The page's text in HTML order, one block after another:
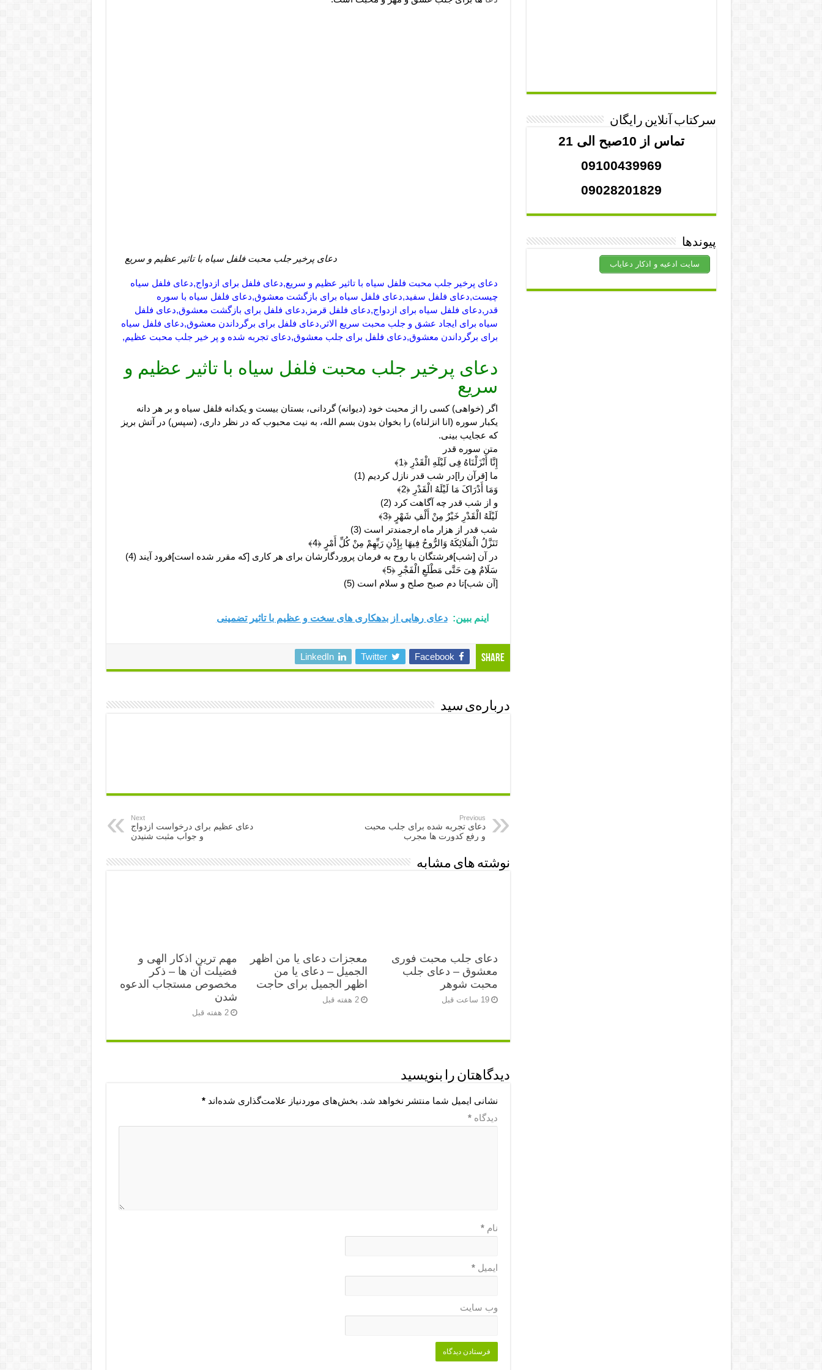
دعای پرخیر جلب محبت فلفل سیاه با تاثیر عظیم و سریع
دعای پرخیر جلب محبت فلفل سیاه با تاثیر عظیم و سریع,دعای فلفل برای ازدواج,دعای فلفل سیاه
چیست,دعای فلفل سفید,دعای فلفل سیاه برای بازگشت معشوق,دعای فلفل سیاه با سوره
قدر,دعای فلفل سیاه برای ازدواج,دعای فلفل قرمز,دعای فلفل برای بازگشت معشوق,دعای فلفل
سیاه برای ایجاد عشق و جلب محبت سریع الاثر,دعای فلفل برای برگرداندن معشوق,دعای فلفل سیاه
برای برگرداندن معشوق,دعای فلفل برای جلب معشوق,دعای تجربه شده و پر خیر جلب محبت عظیم,
دعای پرخیر جلب محبت فلفل سیاه با تاثیر عظیم و
سریع
اگر (خواهی) کسی را از محبت خود (دیوانه) گردانی، بستان بیست و یکدانه فلفل سیاه و بر هر دانه
یکبار سوره (انا انزلناه) را بخوان بدون بسم الله، به نیت محبوب که در نظر داری، (سپس) در آتش بریز
که عجایب بینی.
متن سوره قدر
إِنَّا أَنْزَلْنَاهُ فِی لَیْلَهِ الْقَدْرِ ﴿1﴾
ما [قرآن را]در شب قدر نازل کردیم (1)
وَمَا أَدْرَاکَ مَا لَیْلَهُ الْقَدْرِ ﴿2﴾
و از شب قدر چه آگاهت کرد (2)
لَیْلَهُ الْقَدْرِ خَیْرٌ مِنْ أَلْفِ شَهْرٍ ﴿3﴾
شب قدر از هزار ماه ارجمندتر است (3)
تَنَزَّلُ الْمَلَائِکَهُ وَالرُّوحُ فِیهَا بِإِذْنِ رَبِّهِمْ مِنْ کُلِّ أَمْرٍ ﴿4﴾
در آن [شب]فرشتگان با روح به فرمان پروردگارشان براى هر کارى [که مقرر شده است]فرود آیند (4)
سَلَامٌ هِیَ حَتَّى مَطْلَعِ الْفَجْرِ ﴿5﴾
[آن شب]تا دم صبح صلح و سلام است (5)
اینم ببین: دعای رهایی از بدهکاری های سخت و عظیم با تاثیر تضمینی
Share
Facebook
Twitter
LinkedIn
درباره‌ی سید
Previous
دعای تجربه شده برای جلب محبت
و رفع کدورت ها مجرب
Next
دعای عظیم برای درخواست ازدواج
و جواب مثبت شنیدن
نوشته های مشابه
دعای جلب محبت فوری
معشوق – دعای جلب
محبت شوهر
19 ساعت قبل
معجزات دعای یا من اظهر
الجمیل – دعای یا من
اظهر الجمیل برای حاجت
2 هفته قبل
مهم ترین اذکار الهی و
فضیلت آن ها – ذکر
مخصوص مستجاب الدعوه
شدن
2 هفته قبل
دیدگاهتان را بنویسید
نشانی ایمیل شما منتشر نخواهد شد. بخش‌های موردنیاز علامت‌گذاری شده‌اند*
دیدگاه*
نام*
ایمیل*
وب‌ سایت
سرکتاب آنلاین رایگان
تماس از 10صبح الی 21
09100439969
09028201829
پیوندها
سایت ادعیه و اذکار دعایاب